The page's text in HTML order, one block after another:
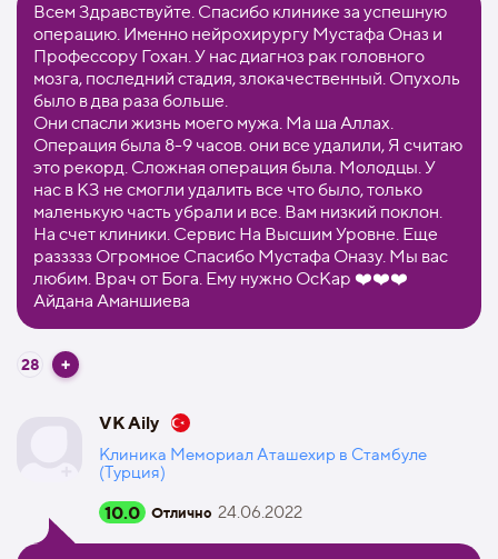
Всем Здравствуйте. Спасибо клинике за успешную
операцию. Именно нейрохирургу Мустафа Оназ и
Профессору Гохан. У нас диагноз рак головного
мозга, последний стадия, злокачественный. Опухоль
было в два раза больше.
Они спасли жизнь моего мужа. Ма ша Аллах.
Операция была 8-9 часов. они все удалили, Я считаю
это рекорд. Сложная операция была. Молодцы. У
нас в КЗ не смогли удалить все что было, только
маленькую часть убрали и все. Вам низкий поклон.
На счет клиники. Сервис На Высшим Уровне. Еще
раззззз Огромное Спасибо Мустафа Оназу. Мы вас
любим. Врач от Бога. Ему нужно ОсКар ❤️❤️❤️
Айдана Аманшиева
28
VK Aily
Клиника Мемориал Аташехир в Стамбуле
(Турция)
10.0 Отлично 24.06.2022